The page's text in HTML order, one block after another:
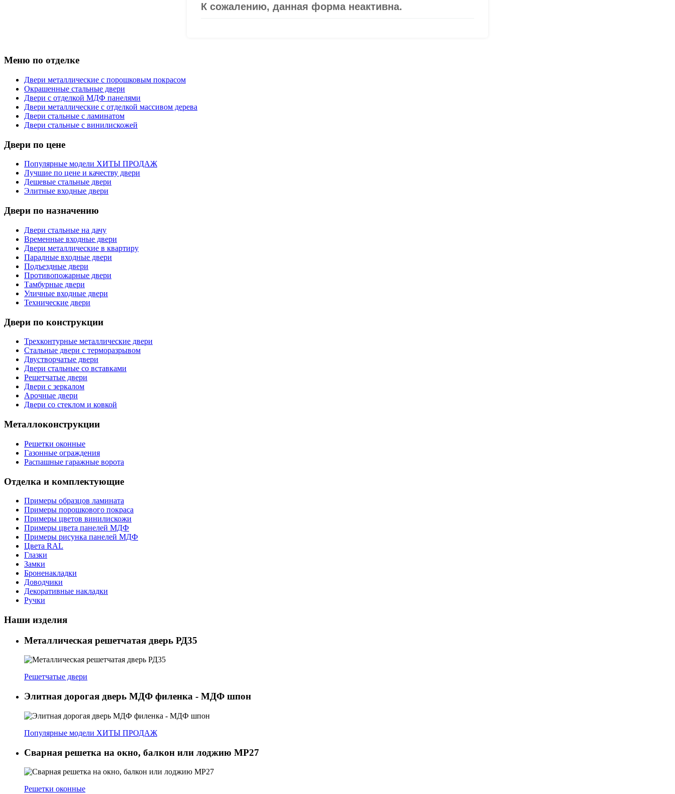
Меню по отделке
Двери металлические с порошковым покрасом
Окрашенные стальные двери
Двери с отделкой МДФ панелями
Двери металлические с отделкой массивом дерева
Двери стальные с ламинатом
Двери стальные с винилискожей
Двери по цене
Популярные модели ХИТЫ ПРОДАЖ
Лучшие по цене и качеству двери
Дешевые стальные двери
Элитные входные двери
Двери по назначению
Двери стальные на дачу
Временные входные двери
Двери металлические в квартиру
Парадные входные двери
Подъездные двери
Противопожарные двери
Тамбурные двери
Уличные входные двери
Технические двери
Двери по конструкции
Трехконтурные металлические двери
Стальные двери с терморазрывом
Двустворчатые двери
Двери стальные со вставками
Решетчатые двери
Двери с зеркалом
Арочные двери
Двери со стеклом и ковкой
Металлоконструкции
Решетки оконные
Газонные ограждения
Распашные гаражные ворота
Отделка и комплектующие
Примеры образцов ламината
Примеры порошкового покраса
Примеры цветов винилискожи
Примеры цвета панелей МДФ
Примеры рисунка панелей МДФ
Цвета RAL
Глазки
Замки
Броненакладки
Доводчики
Декоративные накладки
Ручки
Наши изделия
Металлическая решетчатая дверь РД35
Решетчатые двери
Элитная дорогая дверь МДФ филенка - МДФ шпон
Популярные модели ХИТЫ ПРОДАЖ
Сварная решетка на окно, балкон или лоджию МР27
Решетки оконные